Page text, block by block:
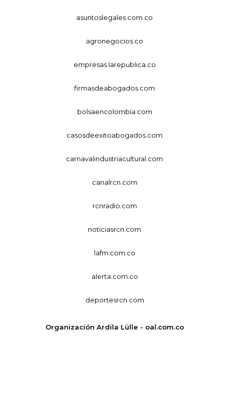
asuntoslegales.com.co
agronegocios.co
empresas.larepublica.co
firmasdeabogados.com
bolsaencolombia.com
casosdeexitoabogados.com
carnavalindustriacultural.com
canalrcn.com
rcnradio.com
noticiasrcn.com
lafm.com.co
alerta.com.co
deportesrcn.com
Organización Ardila Lülle - oal.com.co